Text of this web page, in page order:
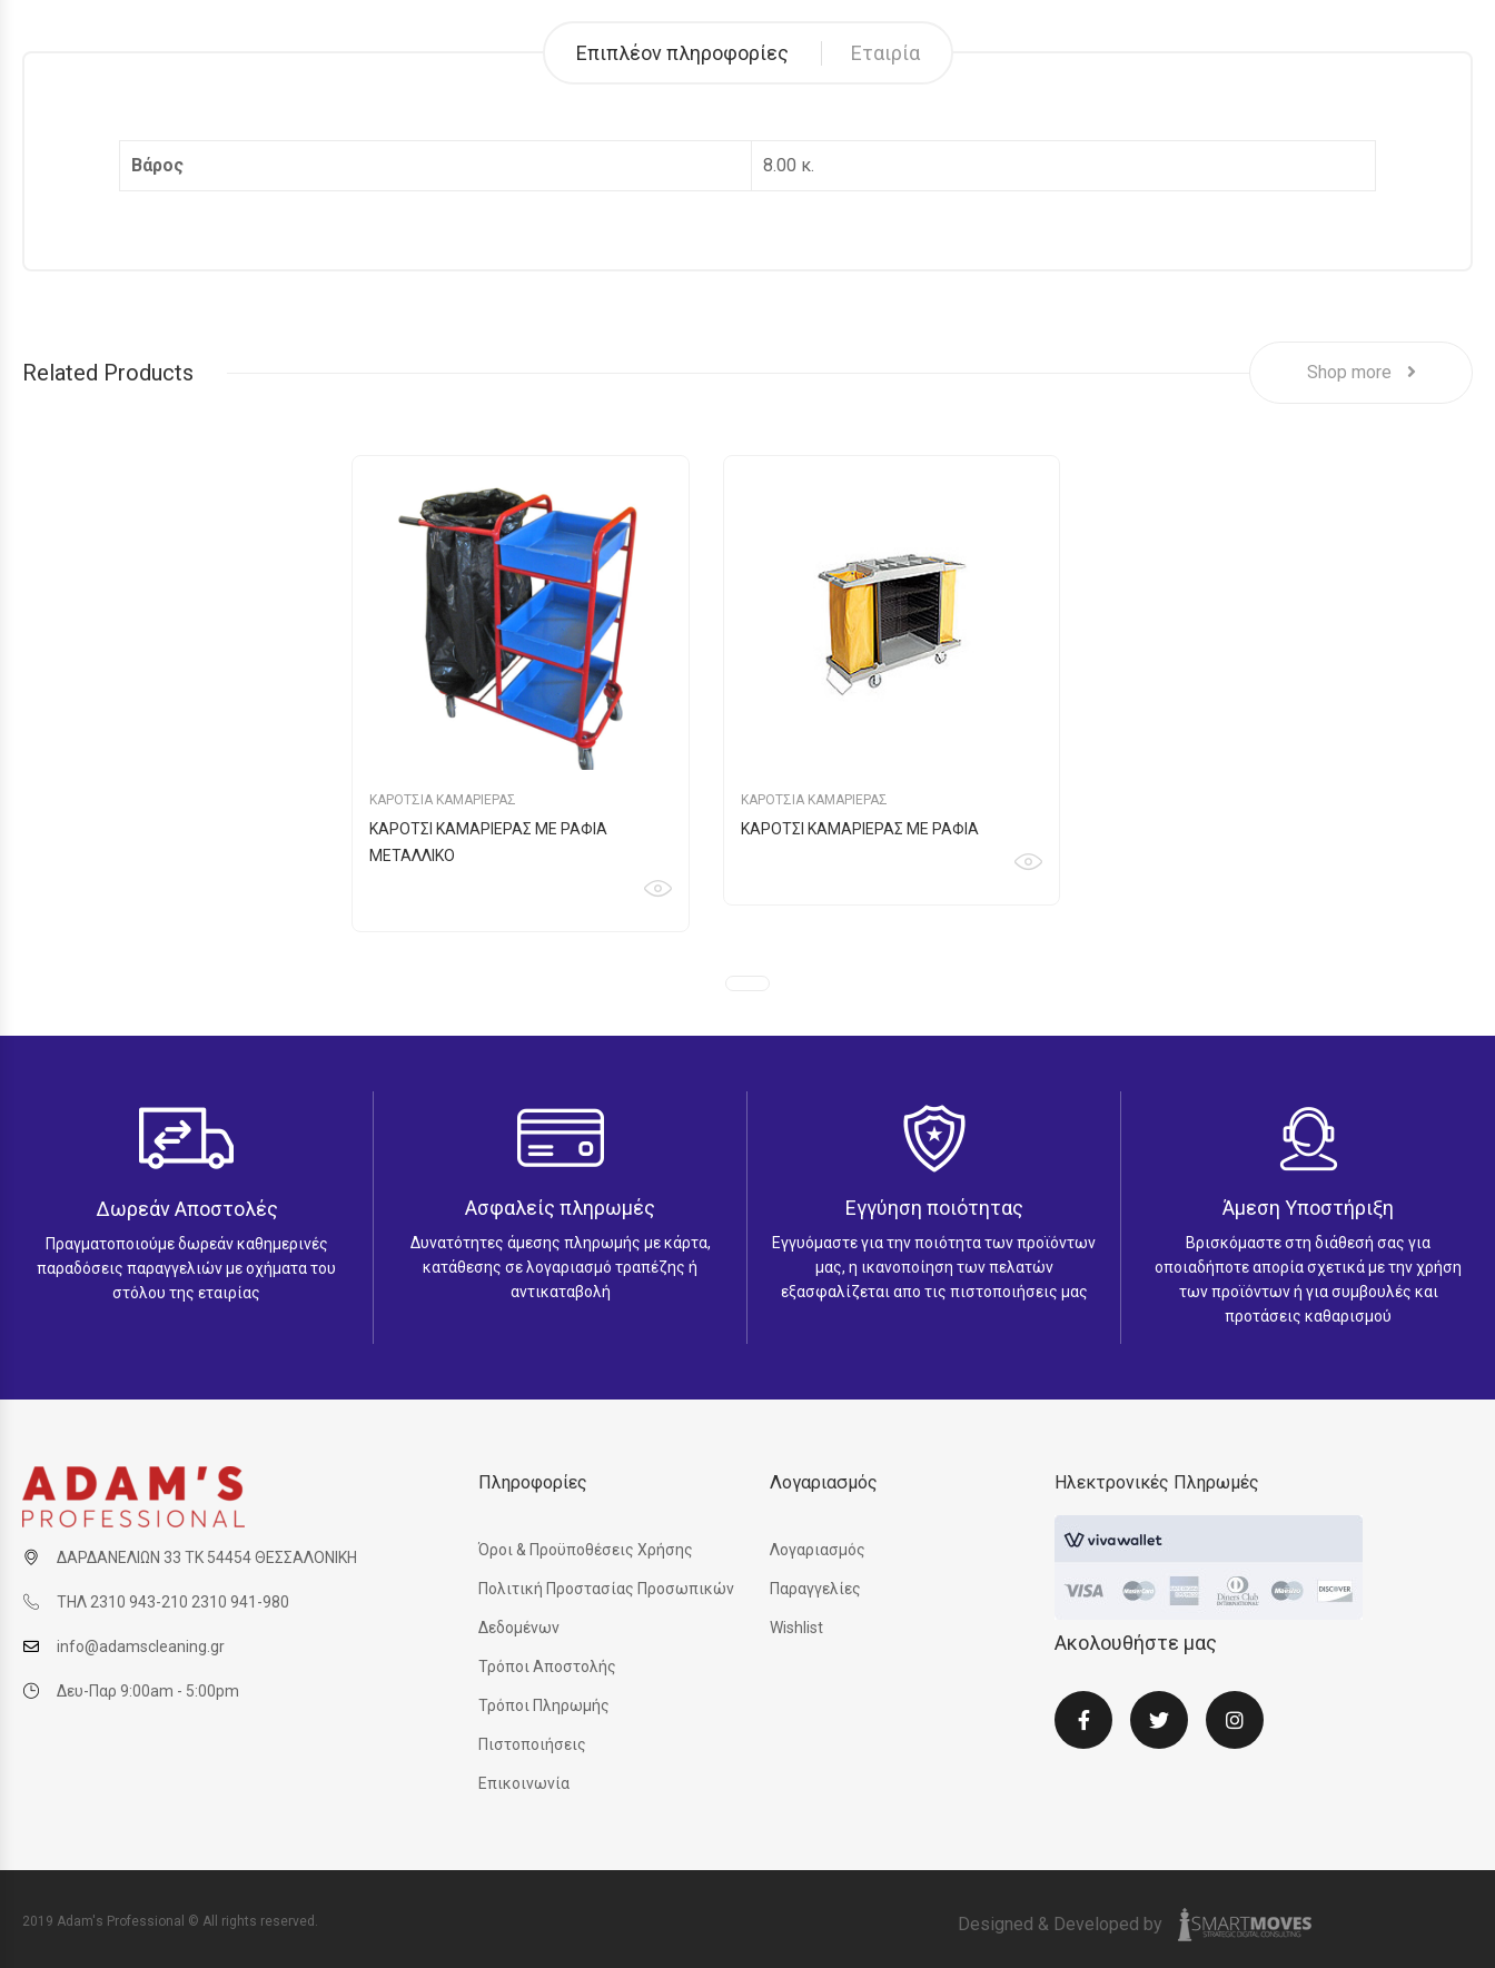
Επιπλέον πληροφορίες Εταιρία
Βάρος 8.00 κ.
Related Products Shop more
ΚΑΡΟΤΣΙΑ ΚΑΜΑΡΙΕΡΑΣ
ΚΑΡΟΤΣΙ ΚΑΜΑΡΙΕΡΑΣ ΜΕ ΡΑΦΙΑ
ΜΕΤΑΛΛΙΚΟ
ΚΑΡΟΤΣΙΑ ΚΑΜΑΡΙΕΡΑΣ
ΚΑΡΟΤΣΙ ΚΑΜΑΡΙΕΡΑΣ ΜΕ ΡΑΦΙΑ
Δωρεάν Αποστολές
Πραγματοποιούμε δωρεάν καθημερινές
παραδόσεις παραγγελιών με οχήματα του
στόλου της εταιρίας
Ασφαλείς πληρωμές
Δυνατότητες άμεσης πληρωμής με κάρτα,
κατάθεσης σε λογαριασμό τραπέζης ή
αντικαταβολή
Εγγύηση ποιότητας
Εγγυόμαστε για την ποιότητα των προϊόντων
μας, η ικανοποίηση των πελατών
εξασφαλίζεται απο τις πιστοποιήσεις μας
Άμεση Υποστήριξη
Βρισκόμαστε στη διάθεσή σας για
οποιαδήποτε απορία σχετικά με την χρήση
των προϊόντων ή για συμβουλές και
προτάσεις καθαρισμού
ΔΑΡΔΑΝΕΛΙΩΝ 33 ΤΚ 54454 ΘΕΣΣΑΛΟΝΙΚΗ
ΤΗΛ 2310 943-210 2310 941-980
info@adamscleaning.gr
Δευ-Παρ 9:00am - 5:00pm
Πληροφορίες
Όροι & Προϋποθέσεις Χρήσης
Πολιτική Προστασίας Προσωπικών
Δεδομένων
Τρόποι Αποστολής
Τρόποι Πληρωμής
Πιστοποιήσεις
Επικοινωνία
Λογαριασμός
Λογαριασμός
Παραγγελίες
Wishlist
Ηλεκτρονικές Πληρωμές
Ακολουθήστε μας
2019 Adam's Professional © All rights reserved. Designed & Developed by